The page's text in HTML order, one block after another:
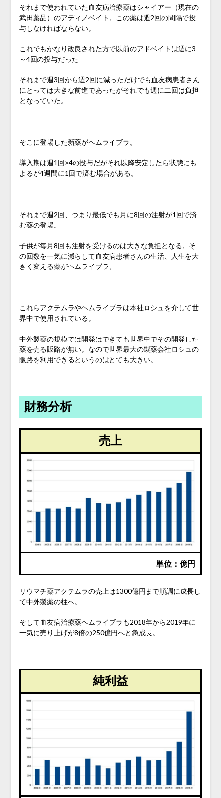
それまで使われていた血友病治療薬はシャイアー（現在の
武田薬品）のアディノベイト。この薬は週2回の間隔で投
与しなければならない。
これでもかなり改良された方で以前のアドベイトは週に3
～4回の投与だった
それまで週3回から週2回に減っただけでも血友病患者さん
にとっては大きな前進であったがそれでも週に二回は負担
となっていた。
そこに登場した新薬がヘムライブラ。
導入期は週1回×4の投与だがそれ以降安定したら状態にも
よるが4週間に1回で済む場合がある。
それまで週2回、つまり最低でも月に8回の注射が1回で済
む薬の登場。
子供が毎月8回も注射を受けるのは大きな負担となる。そ
の回数を一気に減らして血友病患者さんの生活、人生を大
きく変える薬がヘムライブラ。
これらアクテムラやヘムライブラは本社ロシュを介して世
界中で使用されている。
中外製薬の規模では開発はできても世界中でその開発した
薬を売る販路が無い。なので世界最大の製薬会社ロシュの
販路を利用できるというのはとても大きい。
財務分析
売上
単位：億円
リウマチ薬アクテムラの売上は1300億円まで順調に成長し
て中外製薬の柱へ。
そして血友病治療薬ヘムライブラも2018年から2019年に
一気に売り上げが8倍の250億円へと急成長。
純利益